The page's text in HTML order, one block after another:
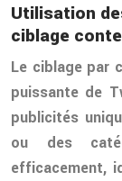
Utilisation
ciblage
Le ciblage par
puissante de
publicités
ou des
efficacement,